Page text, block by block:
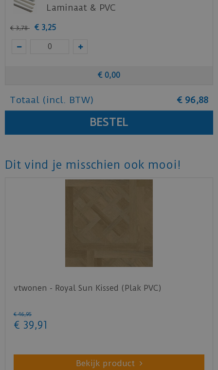
Laminaat & PVC
€ 3,78 € 3,25
€ 0,00
Totaal (incl. BTW) € 96,88
Dit vind je misschien ook mooi!
vtwonen - Royal Sun Kissed (Plak PVC)
€ 46,95
€ 39,91
Bekijk product